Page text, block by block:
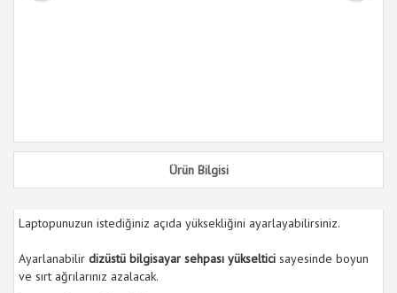
Ürün Bilgisi
Laptopunuzun istediğiniz açıda yüksekliğini ayarlayabilirsiniz.
Ayarlanabilir dizüstü bilgisayar sehpası yükseltici sayesinde boyun
ve sırt ağrılarınız azalacak.